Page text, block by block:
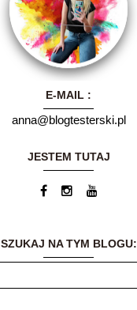
Witam serdecznie.
Nazywam się Ania i
mam 30 lat.Kiedyś
myślałam, że
dodatkowym
zajęciem... Dzisiaj
blog jest moją wielką
przemyśleniami z
innymi ludźmi to dla
E-MAIL :
anna@blogtesterski.pl
JESTEM TUTAJ
SZUKAJ NA TYM BLOGU: